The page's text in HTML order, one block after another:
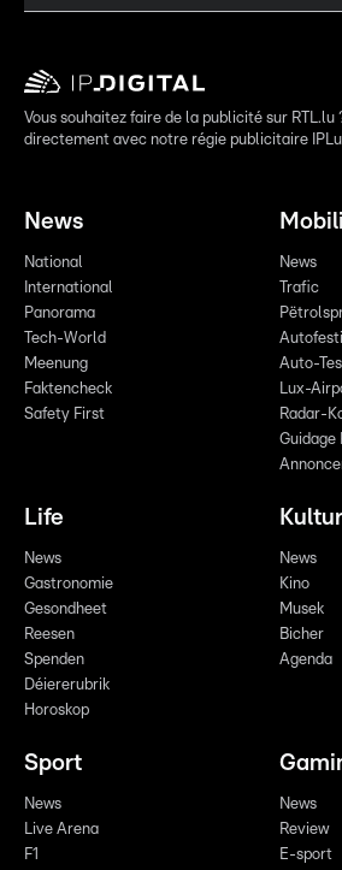
Vous souhaitez faire de la publicité sur
directement avec notre régie publicitaire
News
National
International
Panorama
Tech-World
Meenung
Faktencheck
Safety First
News
Trafic
Auto-
Lux-
Radar-
Guidage
Life
News
Gastronomie
Gesondheet
Reesen
Spenden
Déiererubrik
Horoskop
Kultur
News
Kino
Musek
Bicher
Agenda
Sport
News
Live Arena
F1
News
Review
E-sport